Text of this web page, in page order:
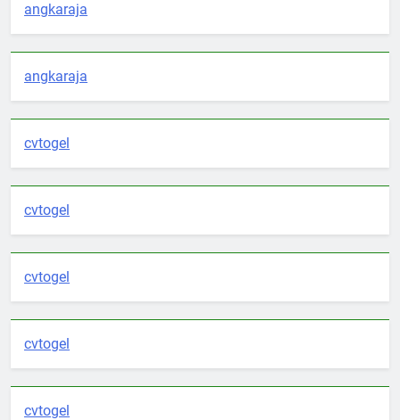
angkaraja
angkaraja
cvtogel
cvtogel
cvtogel
cvtogel
cvtogel